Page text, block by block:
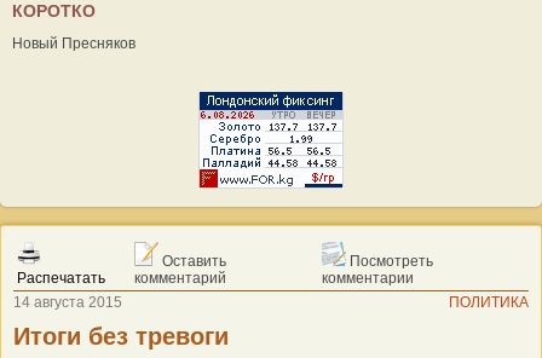
КОРОТКО
Новый Пресняков
Распечатать
Оставить
комментарий
Посмотреть
комментарии
14 августа 2015
ПОЛИТИКА
Итоги без тревоги